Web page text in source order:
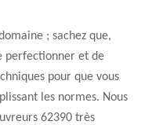
; sachez que,
perfectionner et de
pour que vous
les normes. Nous
62390 très